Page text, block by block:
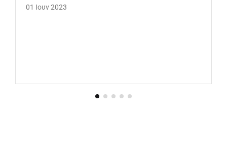
01 Ιουν 2023